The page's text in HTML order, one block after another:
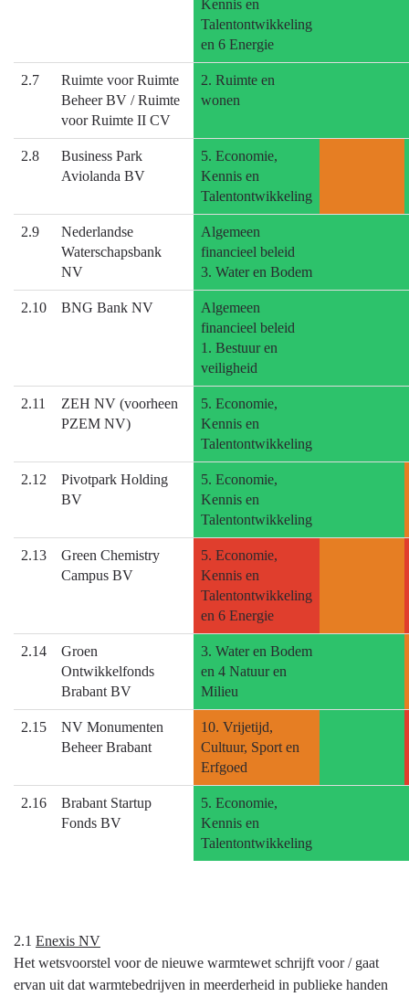
Kennis en
Talentontwikkeling
en 6 Energie
2.7
Ruimte voor Ruimte
Beheer BV / Ruimte
voor Ruimte II CV
2. Ruimte en
wonen
2.8
Business Park
Aviolanda BV
5. Economie,
Kennis en
Talentontwikkeling
2.9
Nederlandse
Waterschapsbank
NV
Algemeen
financieel beleid
3. Water en Bodem
2.10 BNG Bank NV
Algemeen
financieel beleid
1. Bestuur en
veiligheid
2.11
ZEH NV (voorheen
PZEM NV)
5. Economie,
Kennis en
Talentontwikkeling
2.12
Pivotpark Holding
BV
5. Economie,
Kennis en
Talentontwikkeling
2.13
Green Chemistry
Campus BV
5. Economie,
Kennis en
Talentontwikkeling
en 6 Energie
2.14
Groen
Ontwikkelfonds
Brabant BV
3. Water en Bodem
en 4 Natuur en
Milieu
2.15
NV Monumenten
Beheer Brabant
10. Vrijetijd,
Cultuur, Sport en
Erfgoed
2.16
Brabant Startup
Fonds BV
5. Economie,
Kennis en
Talentontwikkeling
2.1 Enexis NV
Het wetsvoorstel voor de nieuwe warmtewet schrijft voor / gaat
ervan uit dat warmtebedrijven in meerderheid in publieke handen